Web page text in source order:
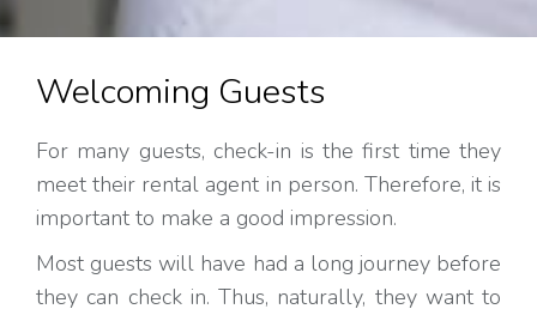
Welcoming Guests
For many guests, check-in is the first time they
meet their rental agent in person. Therefore, it is
important to make a good impression.
Most guests will have had a long journey before
they can check in. Thus, naturally, they want to